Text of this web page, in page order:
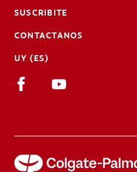
SUSCRIBITE
CONTACTANOS
UY (ES)